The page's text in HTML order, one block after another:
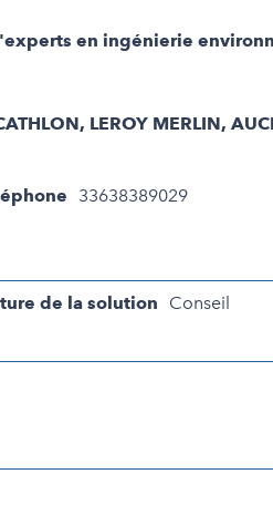
en ingénierie
LEROY MERLIN,
33638389029
de la solution Conseil